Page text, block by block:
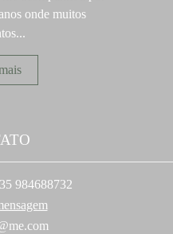
onde muitos
984688732